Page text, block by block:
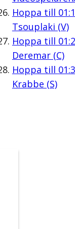
Hoppa till
Tsouplaki (V)
Hoppa till
Deremar (C)
Hoppa till
Krabbe (S)